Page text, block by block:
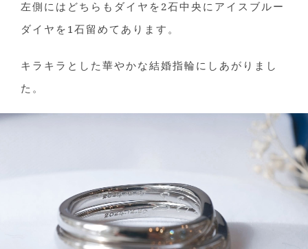
左側にはどちらもダイヤを2石中央にアイスブルー
ダイヤを1石留めてあります。
キラキラとした華やかな結婚指輪にしあがりまし
た。